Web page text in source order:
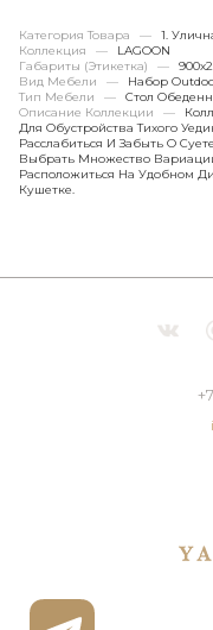
Категория Товара —
1.
Коллекция
—
LAGOON
Габариты (этикетка)
—
Вид Мебели
—
Набор
Тип Мебели
—
Стол
Описание Коллекции
—
Для Обустройства Тихого
Расслабиться И Забыть О
Выбрать Множество
Расположиться На Удобном
Кушетке.